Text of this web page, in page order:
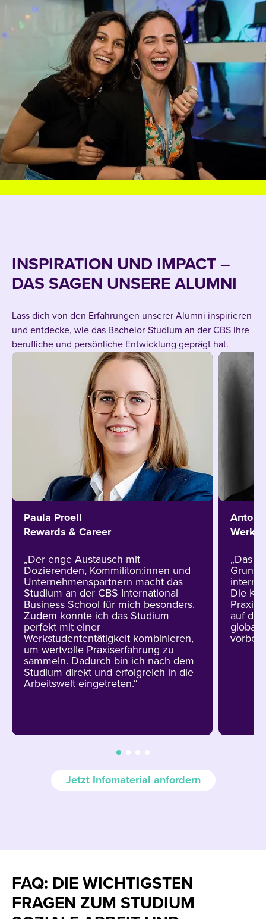
INSPIRATION UND IMPACT –
DAS SAGEN UNSERE ALUMNI
Lass dich von den Erfahrungen unserer Alumni inspirieren
und entdecke, wie das Bachelor-Studium an der CBS ihre
berufliche und persönliche Entwicklung geprägt hat.
Paula Proell
Rewards & Career
„Der enge Austausch mit
Dozierenden, Kommiliton:innen und
Unternehmenspartnern macht das
Studium an der CBS International
Business School für mich besonders.
Zudem konnte ich das Studium
perfekt mit einer
Werkstudententätigkeit kombinieren,
um wertvolle Praxiserfahrung zu
sammeln. Dadurch bin ich nach dem
Studium direkt und erfolgreich in die
Arbeitswelt eingetreten.“
„Das
Die
Praxis
auf die
Jetzt Infomaterial anfordern
FAQ: DIE WICHTIGSTEN
FRAGEN ZUM STUDIUM